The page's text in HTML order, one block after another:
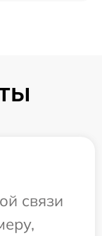
связи